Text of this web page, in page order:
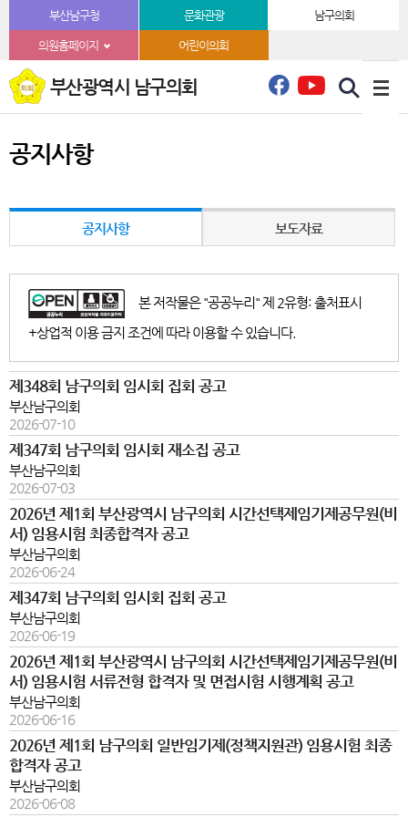
본문바로가기부산남구청 문화관광 남구의회
의원홈페이지 어린이의회
부산광역시 남구의회
공지사항
공지사항 보도자료
본 저작물은 "공공누리" 제 2유형: 출처표시
+상업적 이용 금지 조건에 따라 이용할 수 있습니다.
제348회 남구의회 임시회 집회 공고
부산남구의회
2026-07-10
제347회 남구의회 임시회 재소집 공고
부산남구의회
2026-07-03
2026년 제1회 부산광역시 남구의회 시간선택제임기제공무원(비
서) 임용시험 최종합격자 공고
부산남구의회
2026-06-24
제347회 남구의회 임시회 집회 공고
부산남구의회
2026-06-19
2026년 제1회 부산광역시 남구의회 시간선택제임기제공무원(비
서) 임용시험 서류전형 합격자 및 면접시험 시행계획 공고
부산남구의회
2026-06-16
2026년 제1회 남구의회 일반임기제(정책지원관) 임용시험 최종
합격자 공고
부산남구의회
2026-06-08